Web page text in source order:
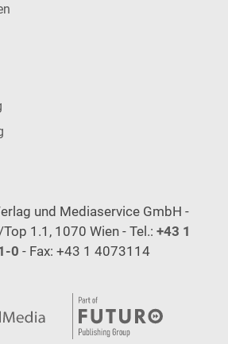
und Mediaservice GmbH -
1.1, 1070 Wien - Tel.: +43 1
0 - Fax: +43 1 4073114